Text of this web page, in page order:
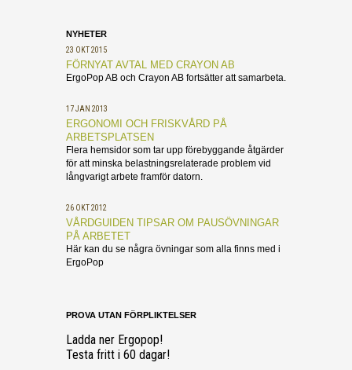
NYHETER
23 OKT 2015
FÖRNYAT AVTAL MED CRAYON AB
ErgoPop AB och Crayon AB fortsätter att samarbeta.
17 JAN 2013
ERGONOMI OCH FRISKVÅRD PÅ
ARBETSPLATSEN
Flera hemsidor som tar upp förebyggande åtgärder
för att minska belastningsrelaterade problem vid
långvarigt arbete framför datorn.
26 OKT 2012
VÅRDGUIDEN TIPSAR OM PAUSÖVNINGAR
PÅ ARBETET
Här kan du se några övningar som alla finns med i
ErgoPop
PROVA UTAN FÖRPLIKTELSER
Ladda ner Ergopop!
Testa fritt i 60 dagar!